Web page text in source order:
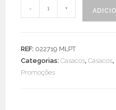
Quantidade
de
Midi
- +
REF: 022719 MLPT
Categorias:Casacos,Casacos,
Promoções